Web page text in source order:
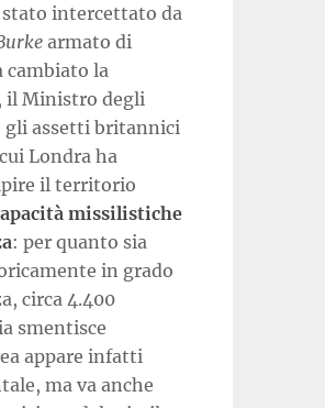
intercettato da
armato di
cambiato la
il Ministro degli
gli assetti britannici
Londra ha
il territorio
missilistiche
: per quanto sia
in grado
circa 4.400
smentisce
appare infatti
ma va anche